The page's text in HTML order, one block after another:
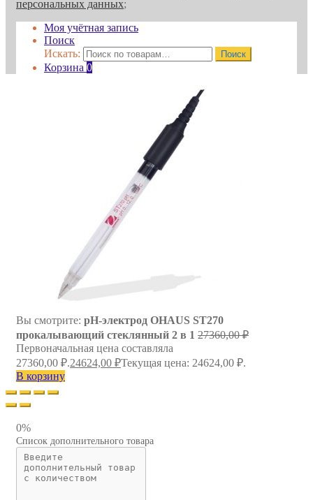
персональных данных;
Моя учётная запись
Поиск
Искать:
Поиск
Корзина 0
Вы смотрите: pH-электрод OHAUS ST270
прокалывающий стеклянный 2 в 1 27360,00₽
Первоначальная цена составляла
27360,00 ₽.24624,00 ₽Текущая цена: 24624,00 ₽.
В корзину
0%
Список дополнительного товара